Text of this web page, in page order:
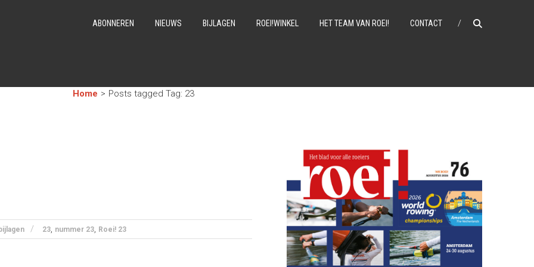
ABONNEREN NIEUWS BIJLAGEN ROEI!WINKEL HET TEAM VAN ROEI! CONTACT
Home > Posts tagged Tag: 23
23, nummer 23, Roei! 23